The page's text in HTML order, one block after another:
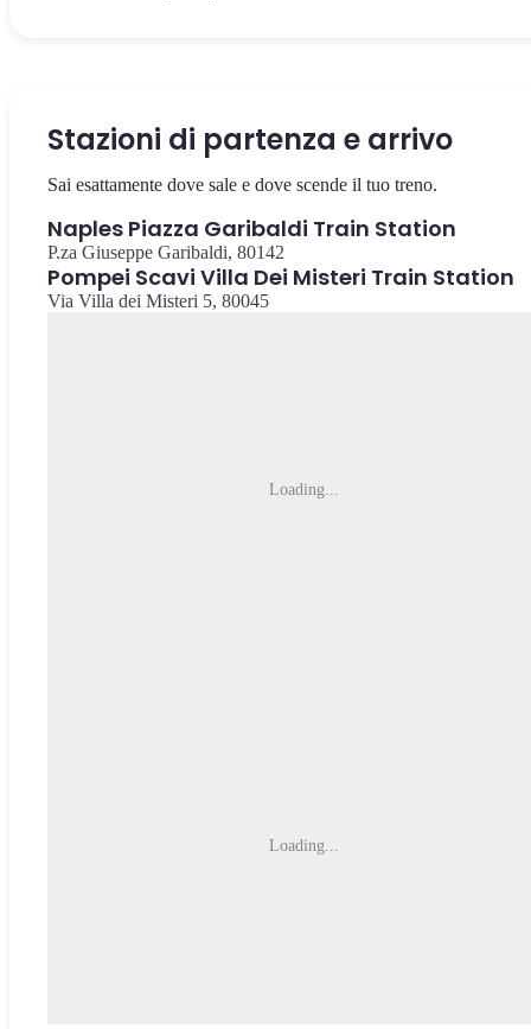
Stazioni di partenza e arrivo
Sai esattamente dove sale e dove scende il tuo treno.
Naples Piazza Garibaldi Train Station
P.za Giuseppe Garibaldi, 80142
Pompei Scavi Villa Dei Misteri Train Station
Via Villa dei Misteri 5, 80045
Loading...
Loading...